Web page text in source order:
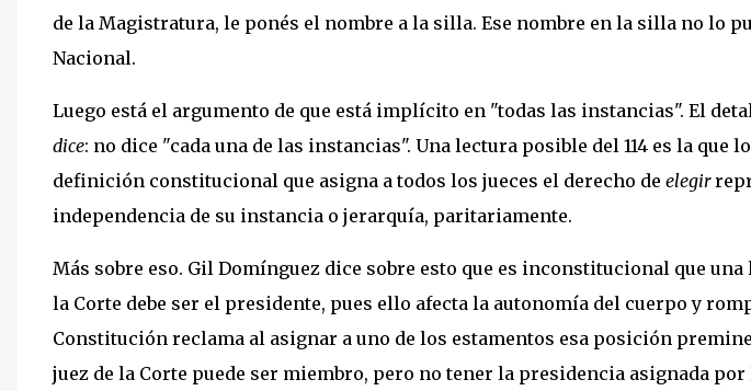
de la Magistratura, le ponés el nombre a la silla. Ese nombre en la silla no lo
Nacional.
Luego está el argumento de que está implícito en "todas las instancias". El
dice: no dice "cada una de las instancias". Una lectura posible del 114 es la que
definición constitucional que asigna a todos los jueces el derecho de elegir
independencia de su instancia o jerarquía, paritariamente.
Más sobre eso. Gil Domínguez dice sobre esto que es inconstitucional que una
la Corte debe ser el presidente, pues ello afecta la autonomía del cuerpo y
Constitución reclama al asignar a uno de los estamentos esa posición
juez de la Corte puede ser miembro, pero no tener la presidencia asignada por